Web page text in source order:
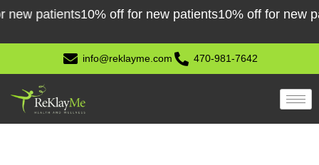
Skip
content
patients10% off for new patients10% off for new
info@reklayme.com 470-981-7642